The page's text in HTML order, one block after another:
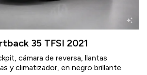
auto_awesome
35 TFSI 2021
cámara de reversa, llantas
y climatizador, en negro brillante.